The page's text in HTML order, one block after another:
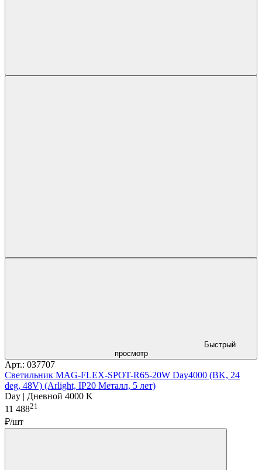
Быстрый
просмотр
Арт.: 037707
Светильник MAG-FLEX-SPOT-R65-20W Day4000 (BK, 24
deg, 48V) (Arlight, IP20 Металл, 5 лет)
Day | Дневной 4000 K
11 48821
₽/шт